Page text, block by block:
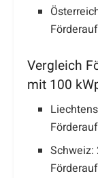
Vergleich
mit 100
Schweiz: